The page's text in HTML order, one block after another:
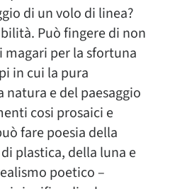
di un volo di linea?
Può fingere di non
per la sfortuna
in cui la pura
e del paesaggio
cosi prosaici e
fare poesia della
plastica, della luna e
poetico –